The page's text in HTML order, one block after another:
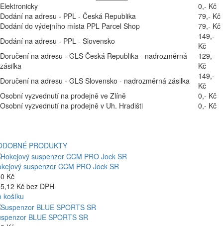
Elektronicky
0,- Kč
Dodání na adresu - PPL - Česká Republika
79,- Kč
Dodání do výdejního místa PPL Parcel Shop
79,- Kč
Dodání na adresu - PPL - Slovensko
149,-
Kč
Doručení na adresu - GLS Česká Republika - nadrozměrná
zásilka
129,-
Kč
Doručení na adresu - GLS Slovensko - nadrozměrná zásilka
149,-
Kč
Osobní vyzvednutí na prodejně ve Zlíně
0,- Kč
Osobní vyzvednutí na prodejně v Uh. Hradišti
0,- Kč
PRODUKTY
suspenzor CCM PRO Jock SR
Kč
Kč bez DPH
košíku
BLUE SPORTS SR